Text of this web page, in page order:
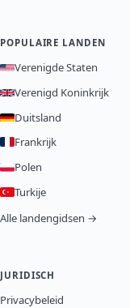
POPULAIRE LANDEN
Verenigde Staten
Verenigd Koninkrijk
Duitsland
Frankrijk
Polen
Turkije
Alle landengidsen →
JURIDISCH
Privacybeleid